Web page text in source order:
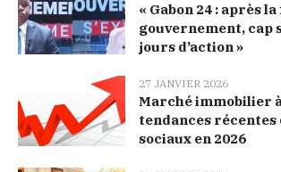
« Gabon 24 : après
gouvernement, cap
jours d’action »
27 JANVIER 2026
Marché immobilier
tendances
sociaux en 2026